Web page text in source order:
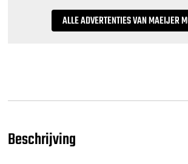
ALLE ADVERTENTIES VAN MAEIJER
Beschrijving